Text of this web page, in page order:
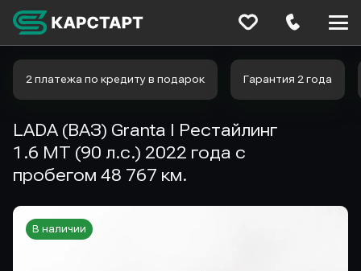
2 платежа по кредиту в подарок Гарантия 2 года
LADA (ВАЗ) Granta I Рестайлинг
1.6 MT (90 л.с.) 2022 года с
пробегом 48 767 км.
В наличии